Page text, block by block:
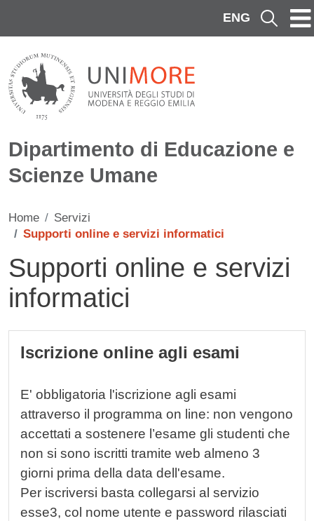
ENG Cerca
Dipartimento di Educazione e
Scienze Umane
Home
Servizi
Supporti online e servizi informatici
Supporti online e servizi
informatici
Iscrizione online agli esami
E' obbligatoria l'iscrizione agli esami
attraverso il programma on line: non vengono
accettati a sostenere l’esame gli studenti che
non si sono iscritti tramite web almeno 3
giorni prima della data dell'esame.
Per iscriversi basta collegarsi al servizio
esse3, col nome utente e password rilasciati